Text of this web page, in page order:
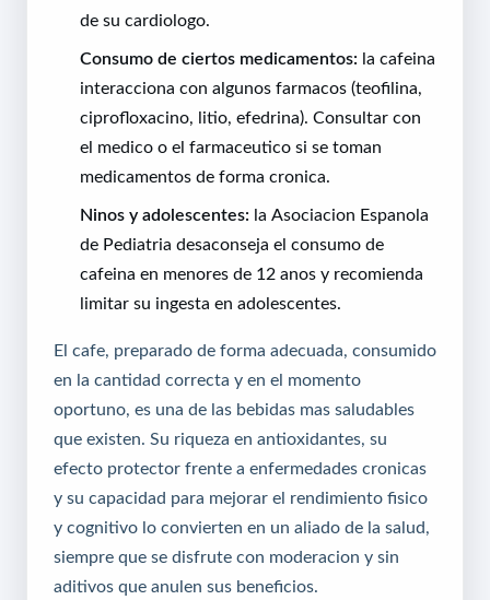
de su cardiologo.
Consumo de ciertos medicamentos: la cafeina
interacciona con algunos farmacos (teofilina,
ciprofloxacino, litio, efedrina). Consultar con
el medico o el farmaceutico si se toman
medicamentos de forma cronica.
Ninos y adolescentes: la Asociacion Espanola
de Pediatria desaconseja el consumo de
cafeina en menores de 12 anos y recomienda
limitar su ingesta en adolescentes.
El cafe, preparado de forma adecuada, consumido
en la cantidad correcta y en el momento
oportuno, es una de las bebidas mas saludables
que existen. Su riqueza en antioxidantes, su
efecto protector frente a enfermedades cronicas
y su capacidad para mejorar el rendimiento fisico
y cognitivo lo convierten en un aliado de la salud,
siempre que se disfrute con moderacion y sin
aditivos que anulen sus beneficios.